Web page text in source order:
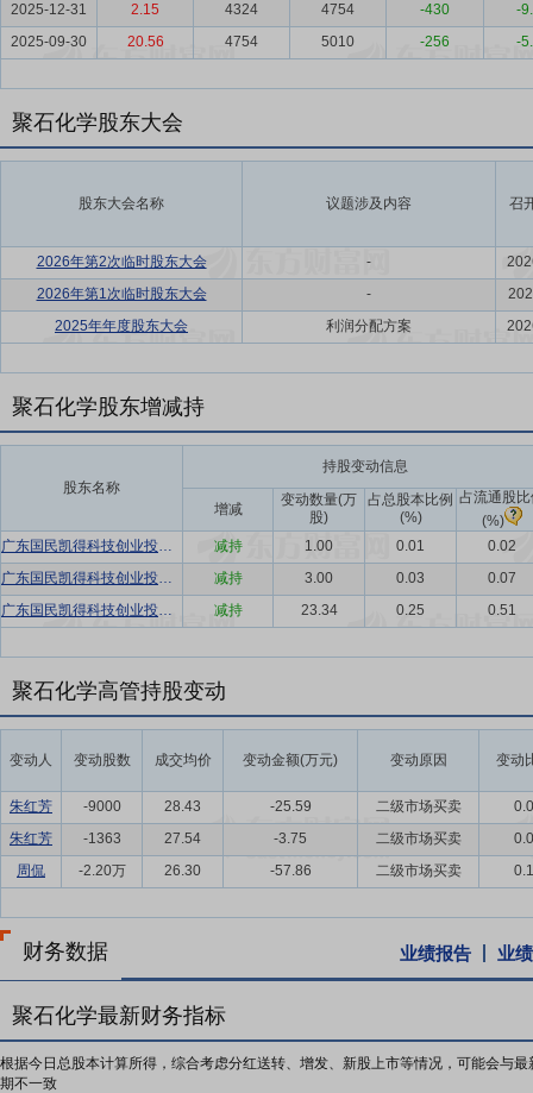
2025-12-31
2.15 4324 4754 -430
-
2025-09-30
20.56 4754 5010 -256 -
聚石化学股东大会
股东大会名称 议题涉及内容 召
2026年第2次临时股东大会 -
2026年第1次临时股东大会
-
2025年年度股东大会
利润分配方案
聚石化学股东增减持
股东名称
持股变动信息
增减
变动数量(万
股)
占总股本比例
(%)
占流通股
(%)
广东国民凯得科技创业投资企业(有限合伙)
减持 1.00 0.01
0.02
广东国民凯得科技创业投资企业(有限合伙)
减持 3.00 0.03
0.07
广东国民凯得科技创业投资企业(有限合伙)
减持 23.34 0.25 0.51
聚石化学高管持股变动
变动人 变动股数 成交均价 变动金额(万元) 变动原因 变动
朱红芳 -9000 28.43 -25.59 二级市场买卖
朱红芳
-1363 27.54 -3.75 二级市场买卖
周侃
-2.20万 26.30 -57.86 二级市场买卖
财务数据 业绩报告 业
聚石化学最新财务指标
根据今日总股本计算所得，综合考虑分红送转、增发、新股上市等情况，可能会与最
期不一致